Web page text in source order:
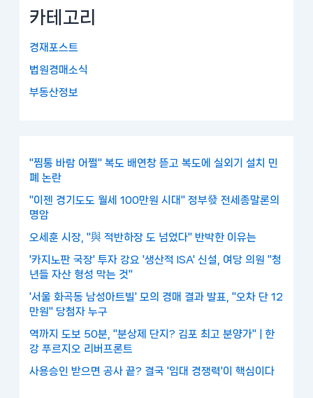
카테고리
경재포스트
법원경매소식
부동산정보
"찜통 바람 어쩔" 복도 배연창 뜯고 복도에 실외기 설치 민
폐 논란
"이젠 경기도도 월세 100만원 시대" 정부發 전세종말론의
명암
오세훈 시장, "與 적반하장 도 넘었다" 반박한 이유는
'카지노판 국장' 투자 강요 '생산적 ISA' 신설, 여당 의원 "청
년들 자산 형성 막는 것"
'서울 화곡동 남성아트빌' 모의 경매 결과 발표, "오차 단 12
만원" 당첨자 누구
역까지 도보 50분, "분상제 단지? 김포 최고 분양가" | 한
강 푸르지오 리버프론트
사용승인 받으면 공사 끝? 결국 '임대 경쟁력'이 핵심이다